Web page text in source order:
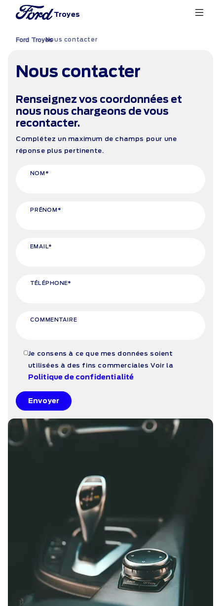
Troyes
Ford Troyes
›
Nous contacter
Nous contacter
Renseignez vos coordonnées et
nous nous chargeons de vous
recontacter.
Complétez un maximum de champs pour une
réponse plus pertinente.
NOM*
PRÉNOM*
EMAIL*
TÉLÉPHONE*
COMMENTAIRE
Je consens à ce que mes données soient
utilisées à des fins commerciales Voir la
Politique de confidentialité
Envoyer